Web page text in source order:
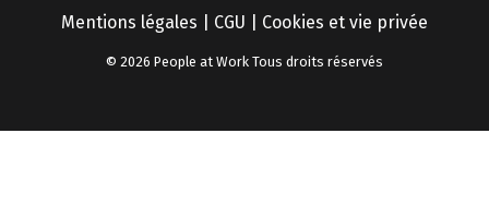
Mentions légales CGU Cookies et vie privée
© 2026 People at Work Tous droits réservés